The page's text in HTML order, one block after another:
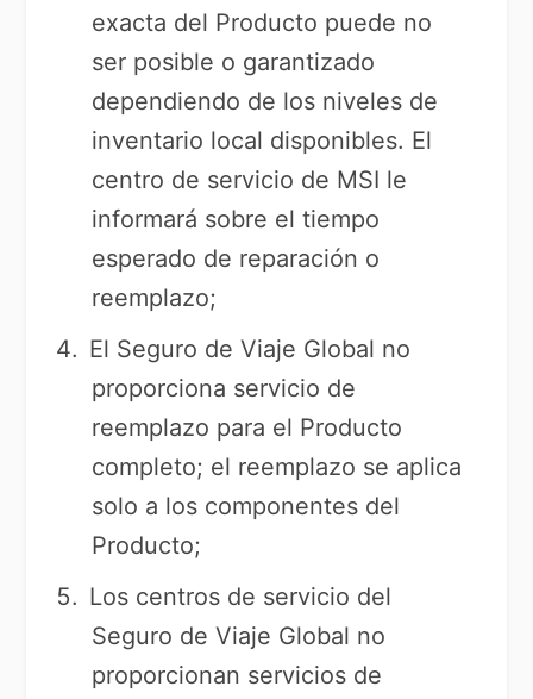
exacta del Producto puede no
ser posible o garantizado
dependiendo de los niveles de
inventario local disponibles. El
centro de servicio de MSI le
informará sobre el tiempo
esperado de reparación o
reemplazo;
El Seguro de Viaje Global no
proporciona servicio de
reemplazo para el Producto
completo; el reemplazo se aplica
solo a los componentes del
Producto;
Los centros de servicio del
Seguro de Viaje Global no
proporcionan servicios de